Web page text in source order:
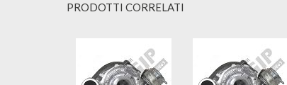
PRODOTTI CORRELATI